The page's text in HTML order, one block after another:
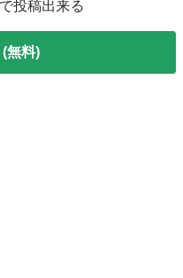
投稿出来る
無料)